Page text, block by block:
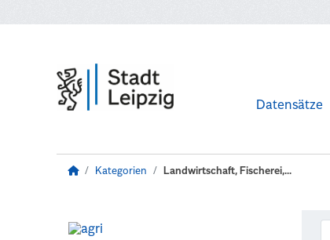
Datensätze
Kategorien Landwirtschaft, Fischerei,...